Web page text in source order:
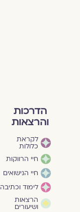
הדרכות
והרצאות
לקראת
כלולות
חיי הרווקות
חיי הנישואים
לימוד וכתיבה
הרצאות
ושיעורים